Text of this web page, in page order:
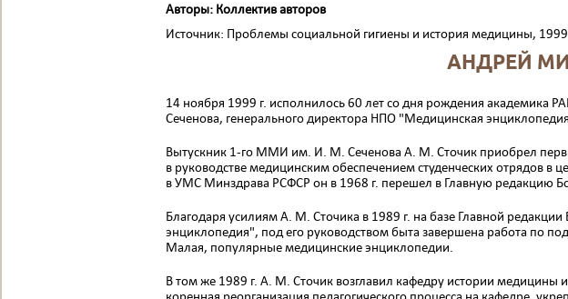
Авторы: Коллектив авторов
Источник: Проблемы социальной гигиены и история медицины,
АНДРЕЙ
14 ноября 1999 г. исполнилось 60 лет со дня рождения
Сеченова, генераль­ного директора НПО "Медицинская
Вытускник 1-го ММИ им. И. М. Сечено­ва А. М. Сточик приобрел
в руководстве меди­цинским обеспечением студенческих отрядов в
в УМС Минздрава РСФСР он в 1968 г. перешел в Главную редакцию
Благодаря усилиям А. М. Сточика в 1989 г. на базе Главной
энциклопедия", под его руководством быта завершена работа по
Малая, популярные медицинские энциклопедии.
В том же 1989 г. А. М. Сточик возглавил кафедру истории
коренная ре­организация педагогического процесса на кафедре,